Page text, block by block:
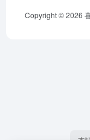
Copyright © 2026